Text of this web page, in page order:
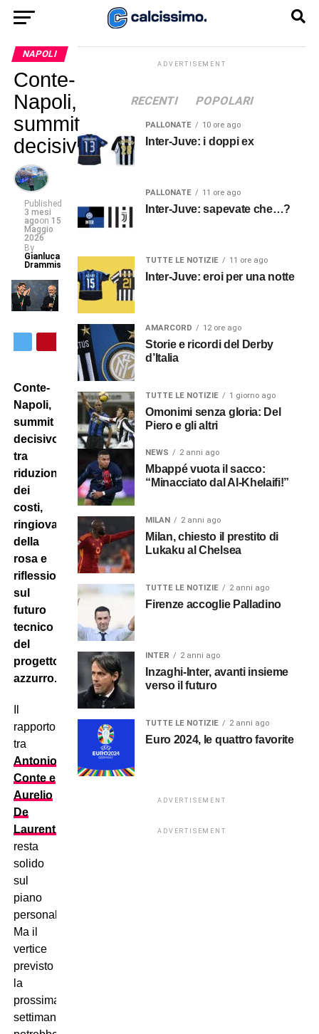
NAPOLI
Conte-
Napoli,
summit
decisivo
Published
3 mesi
agoon 15
Maggio
2026
By
Gianluca
Drammis
Conte-
Napoli,
summit
decisivo
tra
riduzione
dei
costi,
ringiovanimento
della
rosa e
riflessioni
sul
futuro
tecnico
del
progetto
azzurro.
rapporto
tra
Antonio
Conte e
Aurelio
De
Laurentiis
resta
solido
sul
piano
personale.
Ma il
vertice
previsto
la
prossima
settimana
ADVERTISEMENT
RECENTI POPOLARI
PALLONATE 10 ore ago
Inter-Juve: i doppi ex
PALLONATE 11 ore ago
Inter-Juve: sapevate che…?
TUTTE LE NOTIZIE 11 ore ago
Inter-Juve: eroi per una notte
AMARCORD 12 ore ago
Storie e ricordi del Derby
d’Italia
TUTTE LE NOTIZIE 1 giorno ago
Omonimi senza gloria: Del
Piero e gli altri
NEWS 2 anni ago
Mbappé vuota il sacco:
“Minacciato dal Al-Khelaifi!”
MILAN 2 anni ago
Milan, chiesto il prestito di
Lukaku al Chelsea
TUTTE LE NOTIZIE 2 anni ago
Firenze accoglie Palladino
INTER 2 anni ago
Inzaghi-Inter, avanti insieme
verso il futuro
TUTTE LE NOTIZIE 2 anni ago
Euro 2024, le quattro favorite
ADVERTISEMENT
ADVERTISEMENT